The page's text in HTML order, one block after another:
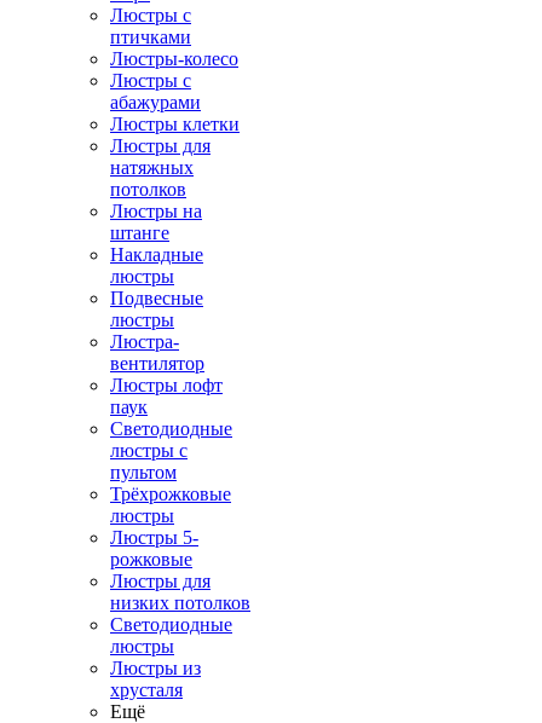
Люстры с
птичками
Люстры-колесо
Люстры с
абажурами
Люстры клетки
Люстры для
натяжных
потолков
Люстры на
штанге
Накладные
люстры
Подвесные
люстры
Люстра-
вентилятор
Люстры лофт
паук
Светодиодные
люстры с
пультом
Трёхрожковые
люстры
Люстры 5-
рожковые
Люстры для
низких потолков
Cветодиодные
люстры
Люстры из
хрусталя
Ещё